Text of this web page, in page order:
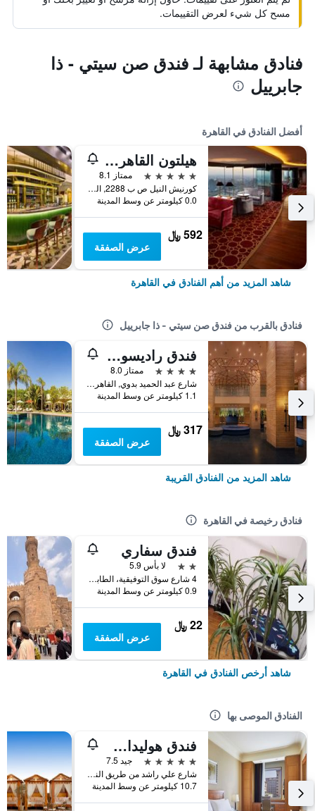
مسح كل شيء لعرض التقييمات.
فنادق مشابهة لـ فندق صن سيتي - ذا
جابرييل
أفضل الفنادق في القاهرة
هيلتون القاهرة جراند نايل
5 نجوم
ممتاز 8.1
كورنيش النيل ص ب 2288, القاهرة, مصر
0.0 كيلومتر عن وسط المدينة
592 ﷼
عرض الصفقة
شاهد المزيد من أهم الفنادق في القاهرة
فنادق بالقرب من فندق صن سيتي - ذا جابرييل
فندق راديسون بلو القاهرة هليوبوليس
4 نجوم
ممتاز 8.0
شارع عبد الحميد بدوي, القاهرة, مصر
1.1 كيلومتر عن وسط المدينة
317 ﷼
عرض الصفقة
شاهد المزيد من الفنادق القريبة
فنادق رخيصة في القاهرة
فندق سفاري
2 نجمتين
لا بأس 5.9
4 شارع سوق التوفيقية، الطابق 5، وسط البلد, القاهرة, مصر
0.9 كيلومتر عن وسط المدينة
22 ﷼
عرض الصفقة
شاهد أرخص الفنادق في القاهرة
الفنادق الموصى بها
فندق هوليداي إن سيتي ستارز، أحد الفنادق من مجموعة فنادق إنتركونتيننتال
5 نجوم
جيد 7.5
شارع علي راشد من طريق النصر, القاهرة, مصر
10.7 كيلومتر عن وسط المدينة